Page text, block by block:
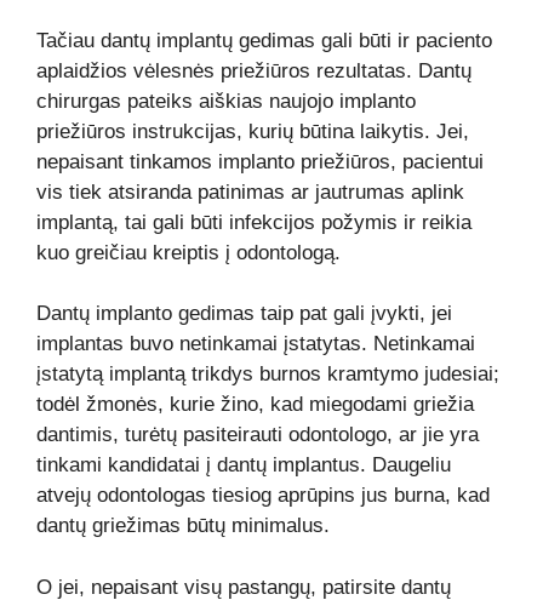
Tačiau dantų implantų gedimas gali būti ir paciento
aplaidžios vėlesnės priežiūros rezultatas. Dantų
chirurgas pateiks aiškias naujojo implanto
priežiūros instrukcijas, kurių būtina laikytis. Jei,
nepaisant tinkamos implanto priežiūros, pacientui
vis tiek atsiranda patinimas ar jautrumas aplink
implantą, tai gali būti infekcijos požymis ir reikia
kuo greičiau kreiptis į odontologą.
Dantų implanto gedimas taip pat gali įvykti, jei
implantas buvo netinkamai įstatytas. Netinkamai
įstatytą implantą trikdys burnos kramtymo judesiai;
todėl žmonės, kurie žino, kad miegodami griežia
dantimis, turėtų pasiteirauti odontologo, ar jie yra
tinkami kandidatai į dantų implantus. Daugeliu
atvejų odontologas tiesiog aprūpins jus burna, kad
dantų griežimas būtų minimalus.
O jei, nepaisant visų pastangų, patirsite dantų